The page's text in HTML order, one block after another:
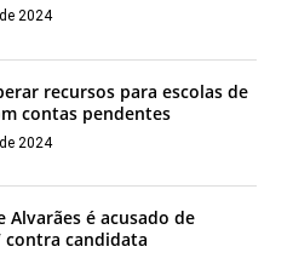
2024
recursos para escolas de
contas pendentes
2024
Alvarães é acusado de
contra candidata